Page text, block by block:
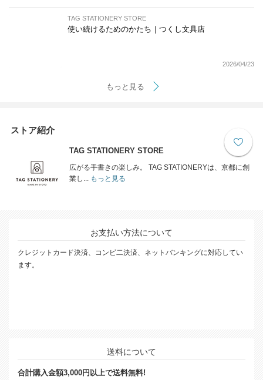
TAG STATIONERY STORE
使い続けるためのかたち｜つくし文具店
2026/04/23
もっと見る
ストア紹介
TAG STATIONERY STORE
広がる手書きの楽しみ。 TAG STATIONERYは、京都に創
業し...もっと見る
お支払い方法について
クレジットカード決済、コンビ二決済、ネットバンキングに対応してい
ます。
送料について
合計購入金額3,000円以上で送料無料!